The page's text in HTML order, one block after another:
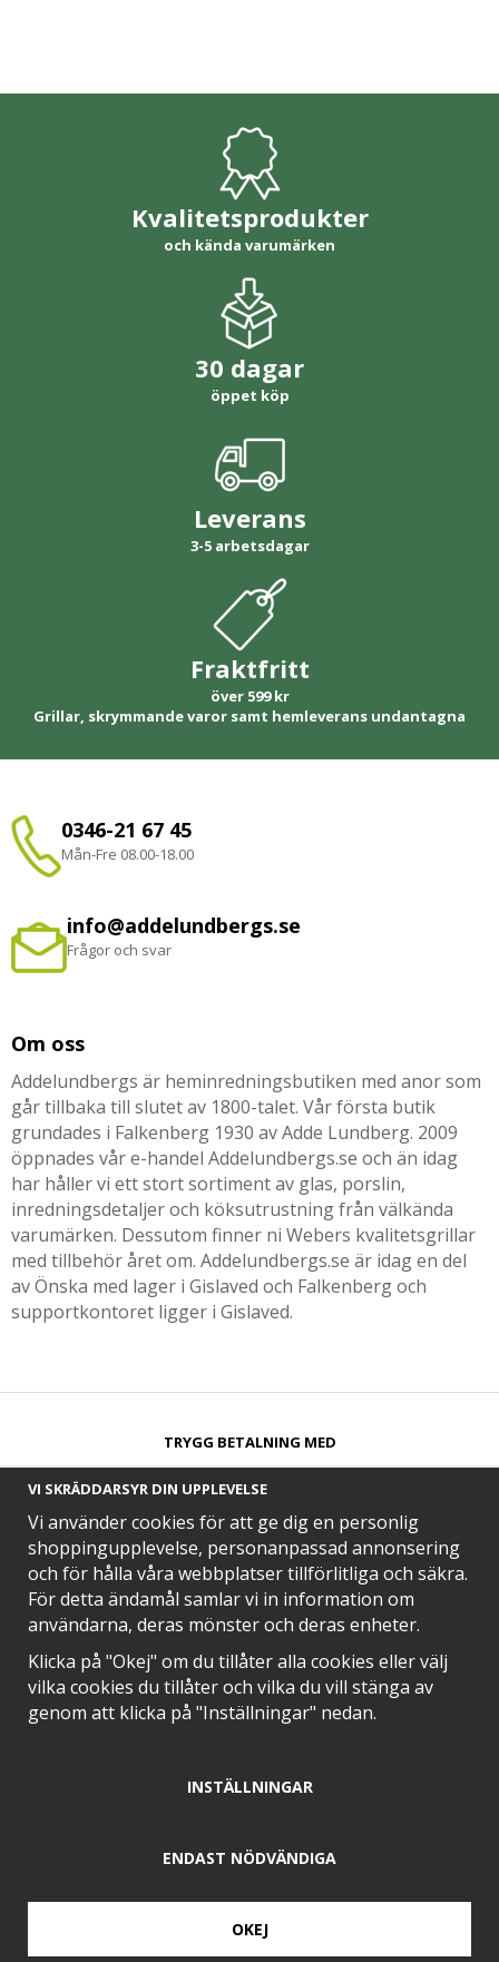
Kvalitetsprodukter
och kända varumärken
30 dagar
öppet köp
Leverans
3-5 arbetsdagar
Fraktfritt
över 599 kr
Grillar, skrymmande varor samt hemleverans undantagna
0346-21 67 45
Mån-Fre 08.00-18.00
info@addelundbergs.se
Frågor och svar
Om oss
Addelundbergs är heminredningsbutiken med anor som
går tillbaka till slutet av 1800-talet. Vår första butik
grundades i Falkenberg 1930 av Adde Lundberg. 2009
öppnades vår e-handel Addelundbergs.se och än idag
har håller vi ett stort sortiment av glas, porslin,
inredningsdetaljer och köksutrustning från välkända
varumärken. Dessutom finner ni Webers kvalitetsgrillar
med tillbehör året om. Addelundbergs.se är idag en del
av Önska med lager i Gislaved och Falkenberg och
supportkontoret ligger i Gislaved.
TRYGG BETALNING MED​
SNABB LEVERANS MED
EN DEL AV
VI SKRÄDDARSYR DIN UPPLEVELSE
Vi använder cookies för att ge dig en personlig
shoppingupplevelse, personanpassad annonsering
och för hålla våra webbplatser tillförlitliga och säkra.
För detta ändamål samlar vi in information om
användarna, deras mönster och deras enheter.
Klicka på "Okej" om du tillåter alla cookies eller välj
vilka cookies du tillåter och vilka du vill stänga av
genom att klicka på "Inställningar" nedan.
INSTÄLLNINGAR
ENDAST NÖDVÄNDIGA
OKEJ